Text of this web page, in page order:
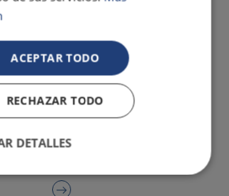
ACEPTAR TODO
RECHAZAR TODO
DETALLES